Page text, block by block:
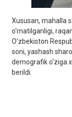
Xususan, mahalla
o‘rnatilganligi,
O‘zbekiston
soni, yashash
demografik o‘ziga
berildi.